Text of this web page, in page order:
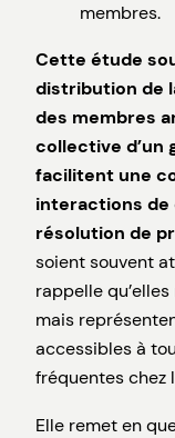
membres.
Cette étude
distribution de
des membres
collective d’un
facilitent une
interactions de
résolution de
soient souvent
rappelle
mais
accessibles à
fréquentes chez
Elle remet en